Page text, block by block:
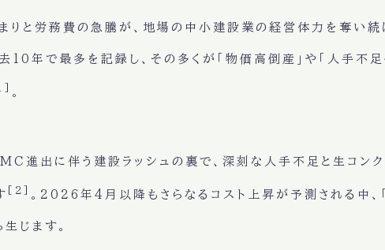
りと労務費の急騰が、地場の中小建設業の経営体力を奪い
10年で最多を記録し、その多くが「物価高倒産」や「人手不
。
進出に伴う建設ラッシュの裏で、深刻な人手不足と生コン
[2] 。2026年4月以降もさらなるコスト上昇が予測される中、
じます。